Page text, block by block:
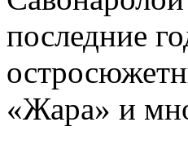
последние
«Жара» и